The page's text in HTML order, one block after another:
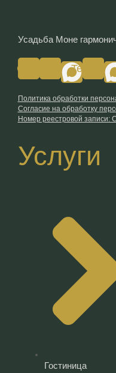
Усадьба Моне
OdnoklassnikiTelegram
Политика обработки
Согласие на обработку
Номер реестровой записи:
Услуги
Гостиница